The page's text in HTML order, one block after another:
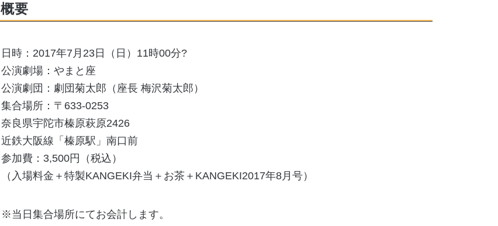
概要
日時：2017年7月23日（日）11時00分?
公演劇場：やまと座
公演劇団：劇団菊太郎（座長 梅沢菊太郎）
集合場所：〒633-0253
奈良県宇陀市榛原萩原2426
近鉄大阪線「榛原駅」南口前
参加費：3,500円（税込）
（入場料金＋特製KANGEKI弁当＋お茶＋KANGEKI2017年8月号）
※当日集合場所にてお会計します。